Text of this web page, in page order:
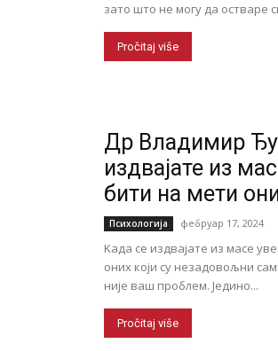
зато што не могу да остваре
Pročitaj više
Др Владимир
издвајате из
бити на мети
Психологија фебруар 17, 2024
Kада се издвајате из масе
оних који су незадовољни
није ваш проблем. Једино...
Pročitaj više